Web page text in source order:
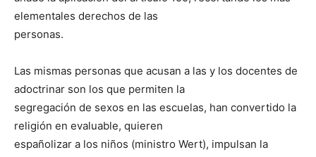
elementales derechos de las
personas.
Las mismas personas que acusan a las y los docentes de
adoctrinar son los que permiten la
segregación de sexos en las escuelas, han convertido la
religión en evaluable, quieren
españolizar a los niños (ministro Wert), impulsan la